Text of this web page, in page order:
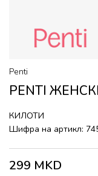
Penti
PENTI
КИЛОТИ
Шифра на артикл:
299 MKD